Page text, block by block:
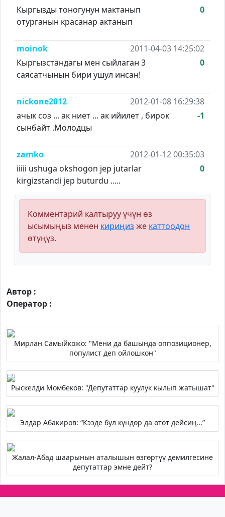
Кыргызды тоногунун мактанып
отурганын красанар актанып
0
moinok
2011-04-03 14:25:02
Кыргызстандагы мен сыйлаган 3
саясатчынын бири ушул инсан!
0
nickone2012
2012-01-08 16:29:38
ачык соз ... ак ниет ... ак ийилет , бирок
сынбайт .Молодцы
-1
zamko
2012-01-12 00:35:03
iiiii ushuga okshogon jep jutarlar
kirgizstandi jep buturdu .....
0
Комментарий калтыруу үчүн өз
ысымыңыз менен кириңиз же каттоодон
өтүңүз.
Автор :
Оператор :
Мирлан Самыйкожо: "Мени да башында оппозиционер,
популист деп ойлошкон"
Рыскелди Момбеков: "Депутаттар куулук кылып жатышат"
Элдар Абакиров: “Кээде бул күндөр да өтөт дейсиң...”
Жалал-Абад шаарынын аталышын өзгөртүү демилгесине
депутаттар эмне дейт?